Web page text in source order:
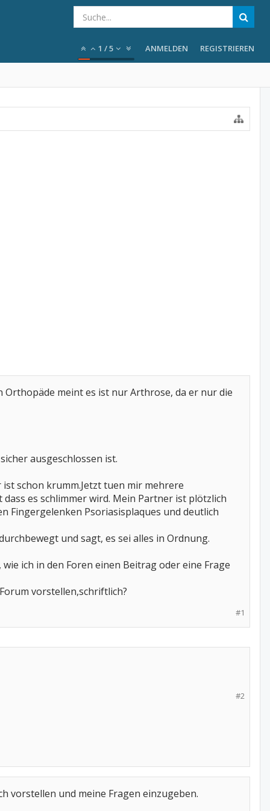
1 /5 ANMELDEN REGISTRIEREN
meint es ist nur Arthrose, da er nur die
ausgeschlossen ist.
schon krumm.Jetzt tuen mir mehrere
es schlimmer wird. Mein Partner ist plötzlich
Fingergelenken Psoriasisplaques und deutlich
und sagt, es sei alles in Ordnung.
ich in den Foren einen Beitrag oder eine Frage
vorstellen,schriftlich?
#1
#2
vorstellen und meine Fragen einzugeben.